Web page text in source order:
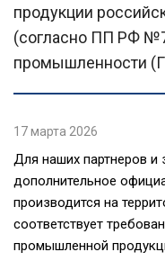
продукции
(согласно ПП РФ
промышленности
17 марта 2026
Для наших партнеров и
дополнительное
производится на
соответствует
промышленной